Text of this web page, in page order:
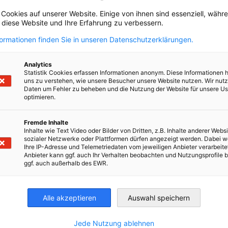
Desenvolvimento das Indústrias), GIZ
PREVENT Waste Alliance, ISWA
Solid Waste Association), GTAI,
Bundesamt (UBA - Agência Federal do
da AL)
no evento de Get Together do VDMA
com associados da RETech, parceiros,
a empresas estratégicas para
em key topics do setor.
BlackForest, Nehlsen, Huber, Compost
FAUN Group, FIMA Industries.
eficiência no tratamento de resíduos,
sanitários, tratamento de resíduos
auf unserer Website. Einige von ihnen sind essenziell,
Website und Ihre Erfahrung zu verbessern.
finden Sie in unseren Datenschutzerklärungen.
Analytics
Statistik Cookies erfassen Informationen anonym. Diese Informationen
uns zu verstehen, wie unsere Besucher unsere Website nutzen. Wir
Daten um Fehler zu beheben und die Nutzung der Website für unsere
optimieren.
Fremde Inhalte
Inhalte wie Text Video oder Bilder von Dritten, z.B. Inhalte anderer
sozialer Netzwerke oder Plattformen dürfen angezeigt werden. Dabei
Ihre IP-Adresse und Telemetriedaten vom jeweiligen Anbieter
Anbieter kann ggf. auch Ihr Verhalten beobachten und Nutzungsprofile
ggf. auch außerhalb des EWR.
Alle akzeptieren Auswahl speichern
Jede Nutzung ablehnen